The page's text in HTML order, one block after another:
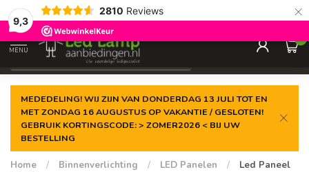
9,3
2810 Reviews ×
Gegarandeerde delaagste prijs
MENU
0
MEDEDELING! WIJ ZIJN VAN DONDERDAG 13 JULI TOT EN
MET ZONDAG 16 AUGUSTUS OP VAKANTIE / GESLOTEN!
GEBRUIK KORTINGSCODE: > ZOMER2026 < BIJ UW
BESTELLING
Home / Binnenverlichting / LED Panelen /
Led Paneel